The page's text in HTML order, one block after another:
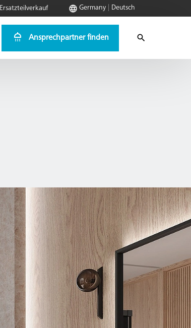
Ersatzteilverkauf Germany Deutsch
Ansprechpartner finden